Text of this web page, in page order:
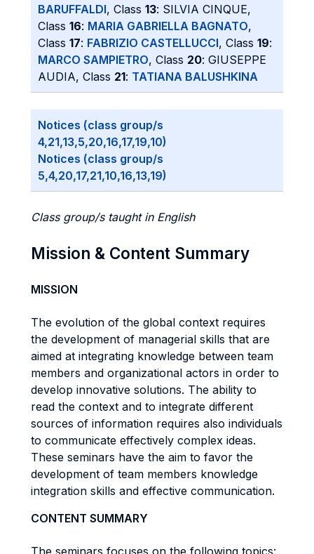
BARUFFALDI, Class 13: SILVIA CINQUE,
Class 16: MARIA GABRIELLA BAGNATO,
Class 17: FABRIZIO CASTELLUCCI, Class 19:
MARCO SAMPIETRO, Class 20: GIUSEPPE
AUDIA, Class 21: TATIANA BALUSHKINA
Notices (class group/s
4,21,13,5,20,16,17,19,10)
Notices (class group/s
5,4,20,17,21,10,16,13,19)
Class group/s taught in English
Mission & Content Summary
MISSION
The evolution of the global context requires
the development of managerial skills that are
aimed at integrating knowledge between team
members and organizational actors in order to
develop innovative solutions. The ability to
read the context and to integrate different
sources of information requires also individuals
to communicate effectively complex ideas.
These seminars have the aim to favor the
development of team members knowledge
integration skills and effective communication.
CONTENT SUMMARY
The seminars focuses on the following topics: